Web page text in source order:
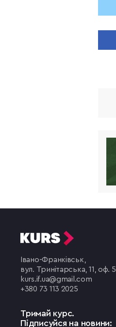
Івано-Франківськ,
вул. Тринітарська, 11, оф. 5
kurs.if.ua@gmail.com
+380 73 113 2025
Тримай курс.
Підписуйся на новини: